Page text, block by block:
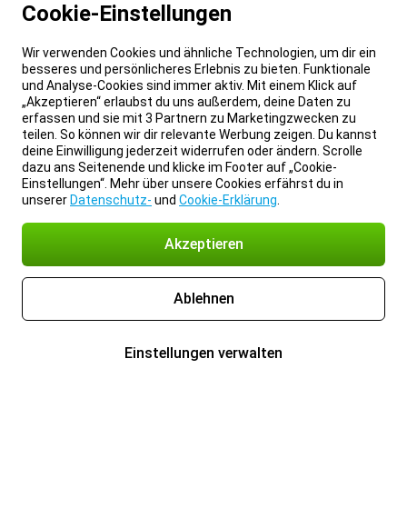
Cookie-Einstellungen
Wir verwenden Cookies und ähnliche Technologien, um dir ein
besseres und persönlicheres Erlebnis zu bieten. Funktionale
und Analyse-Cookies sind immer aktiv. Mit einem Klick auf
„Akzeptieren“ erlaubst du uns außerdem, deine Daten zu
erfassen und sie mit 3 Partnern zu Marketingzwecken zu
teilen. So können wir dir relevante Werbung zeigen. Du kannst
deine Einwilligung jederzeit widerrufen oder ändern. Scrolle
dazu ans Seitenende und klicke im Footer auf „Cookie-
Einstellungen“. Mehr über unsere Cookies erfährst du in
unserer Datenschutz- und Cookie-Erklärung
Akzeptieren
Ablehnen
Einstellungen verwalten